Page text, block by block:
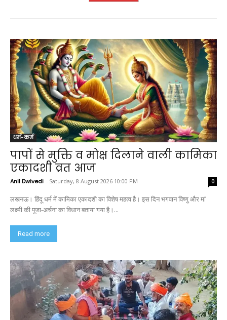
धर्म-कर्म
पापों से मुक्ति व मोक्ष दिलाने वाली कामिका
एकादशी व्रत आज
Anil Dwivedi - Saturday, 8 August 2026 10:00 PM 0
लखनऊ। हिंदू धर्म में कामिका एकादशी का विशेष महत्व है। इस दिन भगवान विष्णु और मां
लक्ष्मी की पूजा-अर्चना का विधान बताया गया है।...
Read more